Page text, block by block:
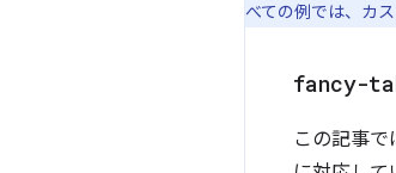
べての例では、カス
fancy-
この記事